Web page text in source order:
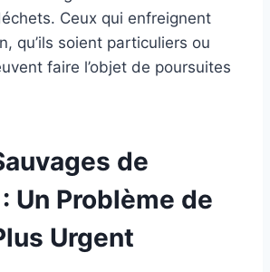
Ceux qui enfreignent
qu’ils soient particuliers ou
faire l’objet de poursuites
de
Un Problème de
Urgent